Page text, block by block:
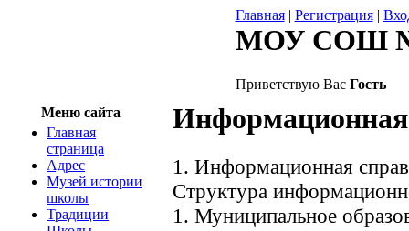
Главная| Регистрация|
МОУ СОШ
Приветствую Вас Гость
Меню сайта
Главная
страница
Адрес
Музей истории
школы
Традиции
Информационная
1. Информационная
Структура
1. Муниципальное